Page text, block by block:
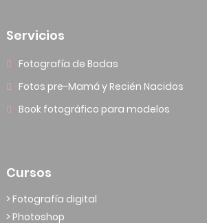
Servicios
Fotografía de Bodas
Fotos pre-Mamá y Recién Nacidos
Book fotográfico para modelos
Cursos
> Fotografía digital
> Photoshop